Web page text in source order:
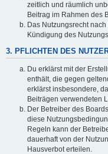
zeitlich und räumlich
Beitrag im Rahmen des
Das Nutzungsrecht
Kündigung des
3. PFLICHTEN DES
Du erklärst mit der
enthält, die gegen
erklärst insbesondere,
Beiträgen verwendeten
Der Betreiber des
diese
Regeln kann der
dauerhaft von der
Hausverbot erteilen.